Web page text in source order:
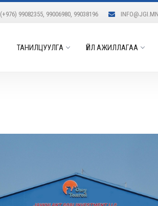
(+976) 99082355, 99006980, 99038196 INFO@JGI.MN
ТАНИЛЦУУЛГА ҮЙЛ АЖИЛЛАГАА